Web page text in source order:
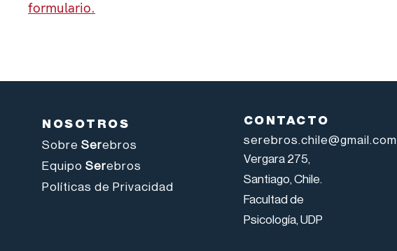
formulario.
NOSOTROS
Sobre Serebros
Equipo Serebros
Políticas de Privacidad
CONTACTO
serebros.chile@gmail.com
Vergara 275,
Santiago, Chile.
Facultad de
Psicología, UDP